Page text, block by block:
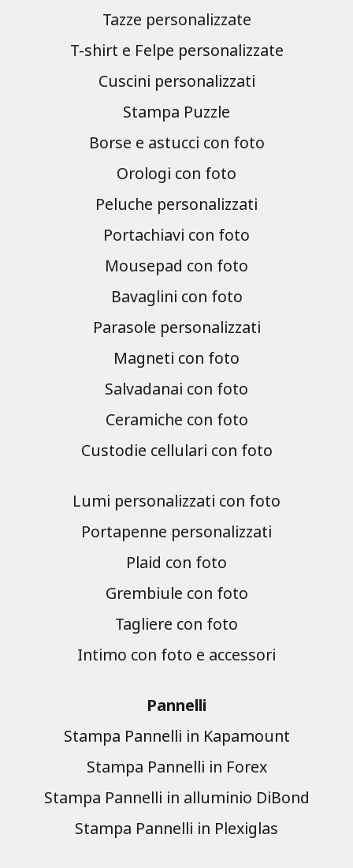
Tazze personalizzate
T-shirt e Felpe personalizzate
Cuscini personalizzati
Stampa Puzzle
Borse e astucci con foto
Orologi con foto
Peluche personalizzati
Portachiavi con foto
Mousepad con foto
Bavaglini con foto
Parasole personalizzati
Magneti con foto
Salvadanai con foto
Ceramiche con foto
Custodie cellulari con foto
Lumi personalizzati con foto
Portapenne personalizzati
Plaid con foto
Grembiule con foto
Tagliere con foto
Intimo con foto e accessori
Pannelli
Stampa Pannelli in Kapamount
Stampa Pannelli in Forex
Stampa Pannelli in alluminio DiBond
Stampa Pannelli in Plexiglas